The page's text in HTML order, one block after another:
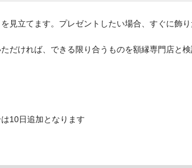
見立てます。プレゼントしたい場合、すぐに飾り
だければ、できる限り合うものを額縁専門店と検
10日追加となります